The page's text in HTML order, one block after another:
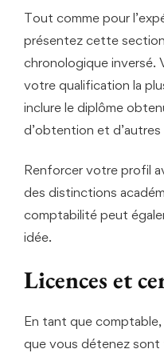
Tout comme pour
présentez cette
chronologique inversé.
votre qualification la
inclure le diplôme
d’obtention et
Renforcer votre profil
des distinctions
comptabilité peut
idée.
Licences et
En tant que
que vous détenez sont